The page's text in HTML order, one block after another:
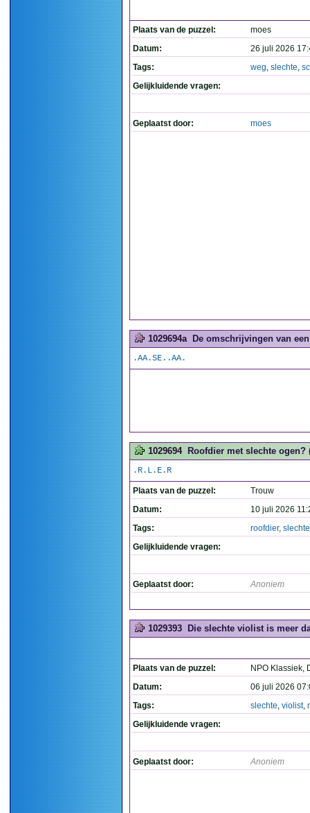
Plaats van de puzzel:
moes
Datum:
26 juli 2026
Tags:
weg, slechte,
Gelijkluidende vragen:
Geplaatst door: moes
1029694a De omschrijvingen van
.AA.SE..AA.
1029694 Roofdier met slechte ogen?
.R.L.E.R
Plaats van de puzzel:
Trouw
Datum:
10 juli 2026
Tags:
roofdier, slechte
Gelijkluidende vragen:
Geplaatst door: Anoniem
1029393 Die slechte violist is meer
Plaats van de puzzel:
NPO Klassiek,
Datum:
06 juli 2026
Tags:
slechte, violist,
Gelijkluidende vragen:
Geplaatst door: Anoniem